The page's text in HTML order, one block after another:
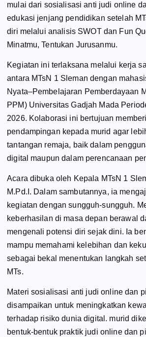
mulai dari sosialisasi anti judi online
edukasi jenjang pendidikan setelah
diri melalui analisis SWOT dan Fun
Minatmu, Tentukan Jurusanmu.
Kegiatan ini terlaksana melalui kerja
antara MTsN 1 Sleman dengan
Nyata–Pembelajaran Pemberdayaan
PPM) Universitas Gadjah Mada
2026. Kolaborasi ini bertujuan
pendampingan kepada murid agar
tantangan remaja, baik dalam
digital maupun dalam perencanaan
Acara dibuka oleh Kepala MTsN 1
M.Pd.I. Dalam sambutannya, ia
kegiatan dengan sungguh-sungguh.
keberhasilan di masa depan berawal
mengenali potensi diri sejak dini. Ia
mampu memahami kelebihan dan
sebagai bekal menentukan langkah
MTs.
Materi sosialisasi anti judi online dan
disampaikan untuk meningkatkan
terhadap risiko dunia digital. murid
bentuk-bentuk praktik judi online dan